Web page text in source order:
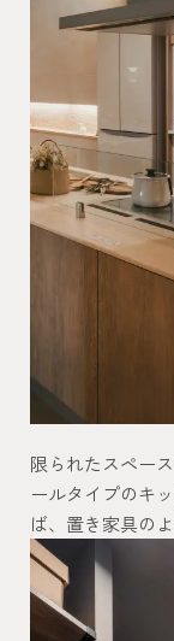
限られたスペー
ールタイプのキ
ば、置き家具の